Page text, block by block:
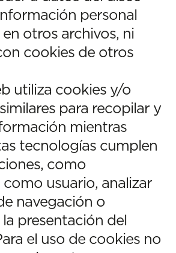
personal
otros archivos, ni
cookies de otros
utiliza cookies y/o
para recopilar y
mientras
tecnologías cumplen
como
usuario, analizar
navegación o
presentación del
el uso de cookies no